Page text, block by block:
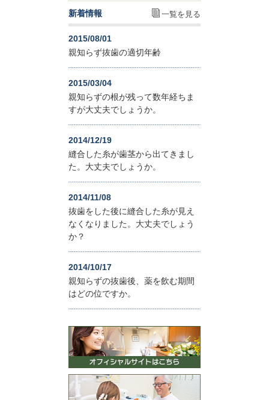
新着情報 一覧を見る
2015/08/01
親知らず抜歯の適切年齢
2015/03/04
親知らずの根が残って数年経ちま
すが大丈夫でしょうか。
2014/12/19
縫合した糸が歯茎から出てきまし
た。大丈夫でしょうか。
2014/11/08
抜歯をした後に縫合した糸が見え
なくなりました。大丈夫でしょう
か？
2014/10/17
親知らずの抜歯後、薬を飲む期間
はどの位ですか。